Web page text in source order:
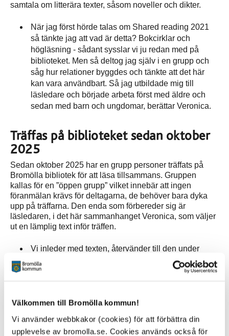
Välkommen till Bromölla kommun!
Vi använder webbkakor (cookies) för att förbättra din
upplevelse av bromolla.se. Cookies används också för
samtala om litterära texter, såsom noveller och dikter.
När jag först hörde talas om Shared reading 2021
så tänkte jag att vad är detta? Bokcirklar och
högläsning - sådant sysslar vi ju redan med på
biblioteket. Men så deltog jag själv i en grupp och
såg hur relationer byggdes och tänkte att det här
kan vara användbart. Så jag utbildade mig till
läsledare och började arbeta först med äldre och
sedan med barn och ungdomar, berättar Veronica.
Träffas på biblioteket sedan oktober
2025
Sedan oktober 2025 har en grupp personer träffats på
Bromölla bibliotek för att läsa tillsammans. Gruppen
kallas för en ”öppen grupp” vilket innebär att ingen
föranmälan krävs för deltagarna, de behöver bara dyka
upp på träffarna. Den enda som förbereder sig är
läsledaren, i det här sammanhanget Veronica, som väljer
ut en lämplig text inför träffen.
Vi inleder med texten, återvänder till den under
arbetets gång och avslutar också med den. Vi läser
poesi och kortare noveller. I en del sammanhang
vetenskaplig studie som visade på att metoden
faktiskt kunde användas för att bryta känslan av
isolering, berättar Veronica.